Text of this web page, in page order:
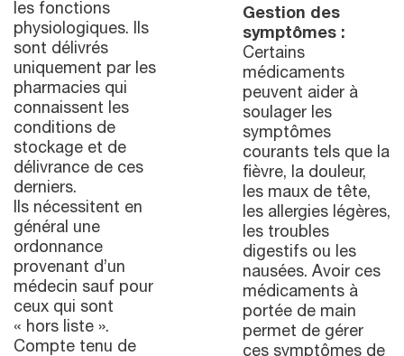
les fonctions
physiologiques. Ils
sont délivrés
uniquement par les
pharmacies qui
connaissent les
conditions de
stockage et de
délivrance de ces
derniers.
Ils nécessitent en
général une
ordonnance
provenant d’un
médecin sauf pour
ceux qui sont
« hors liste ».
Compte tenu de
Gestion des
symptômes :
Certains
médicaments
peuvent aider à
soulager les
symptômes
courants tels que la
fièvre, la douleur,
les maux de tête,
les allergies légères,
les troubles
digestifs ou les
nausées. Avoir ces
médicaments à
portée de main
permet de gérer
ces symptômes de